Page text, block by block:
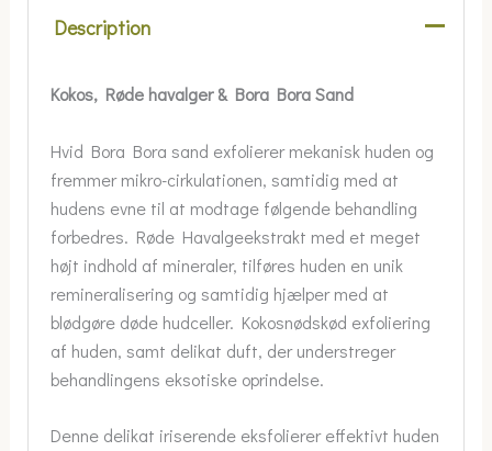
Description
Kokos, Røde havalger & Bora Bora Sand
Hvid Bora Bora sand exfolierer mekanisk huden og
fremmer mikro-cirkulationen, samtidig med at
hudens evne til at modtage følgende behandling
forbedres. Røde Havalgeekstrakt med et meget
højt indhold af mineraler, tilføres huden en unik
remineralisering og samtidig hjælper med at
blødgøre døde hudceller. Kokosnødskød exfoliering
af huden, samt delikat duft, der understreger
behandlingens eksotiske oprindelse.
Denne delikat iriserende eksfolierer effektivt huden